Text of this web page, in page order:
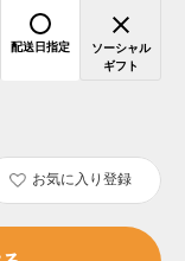
配送日指定
ソーシャル
ギフト
お気に入り登録